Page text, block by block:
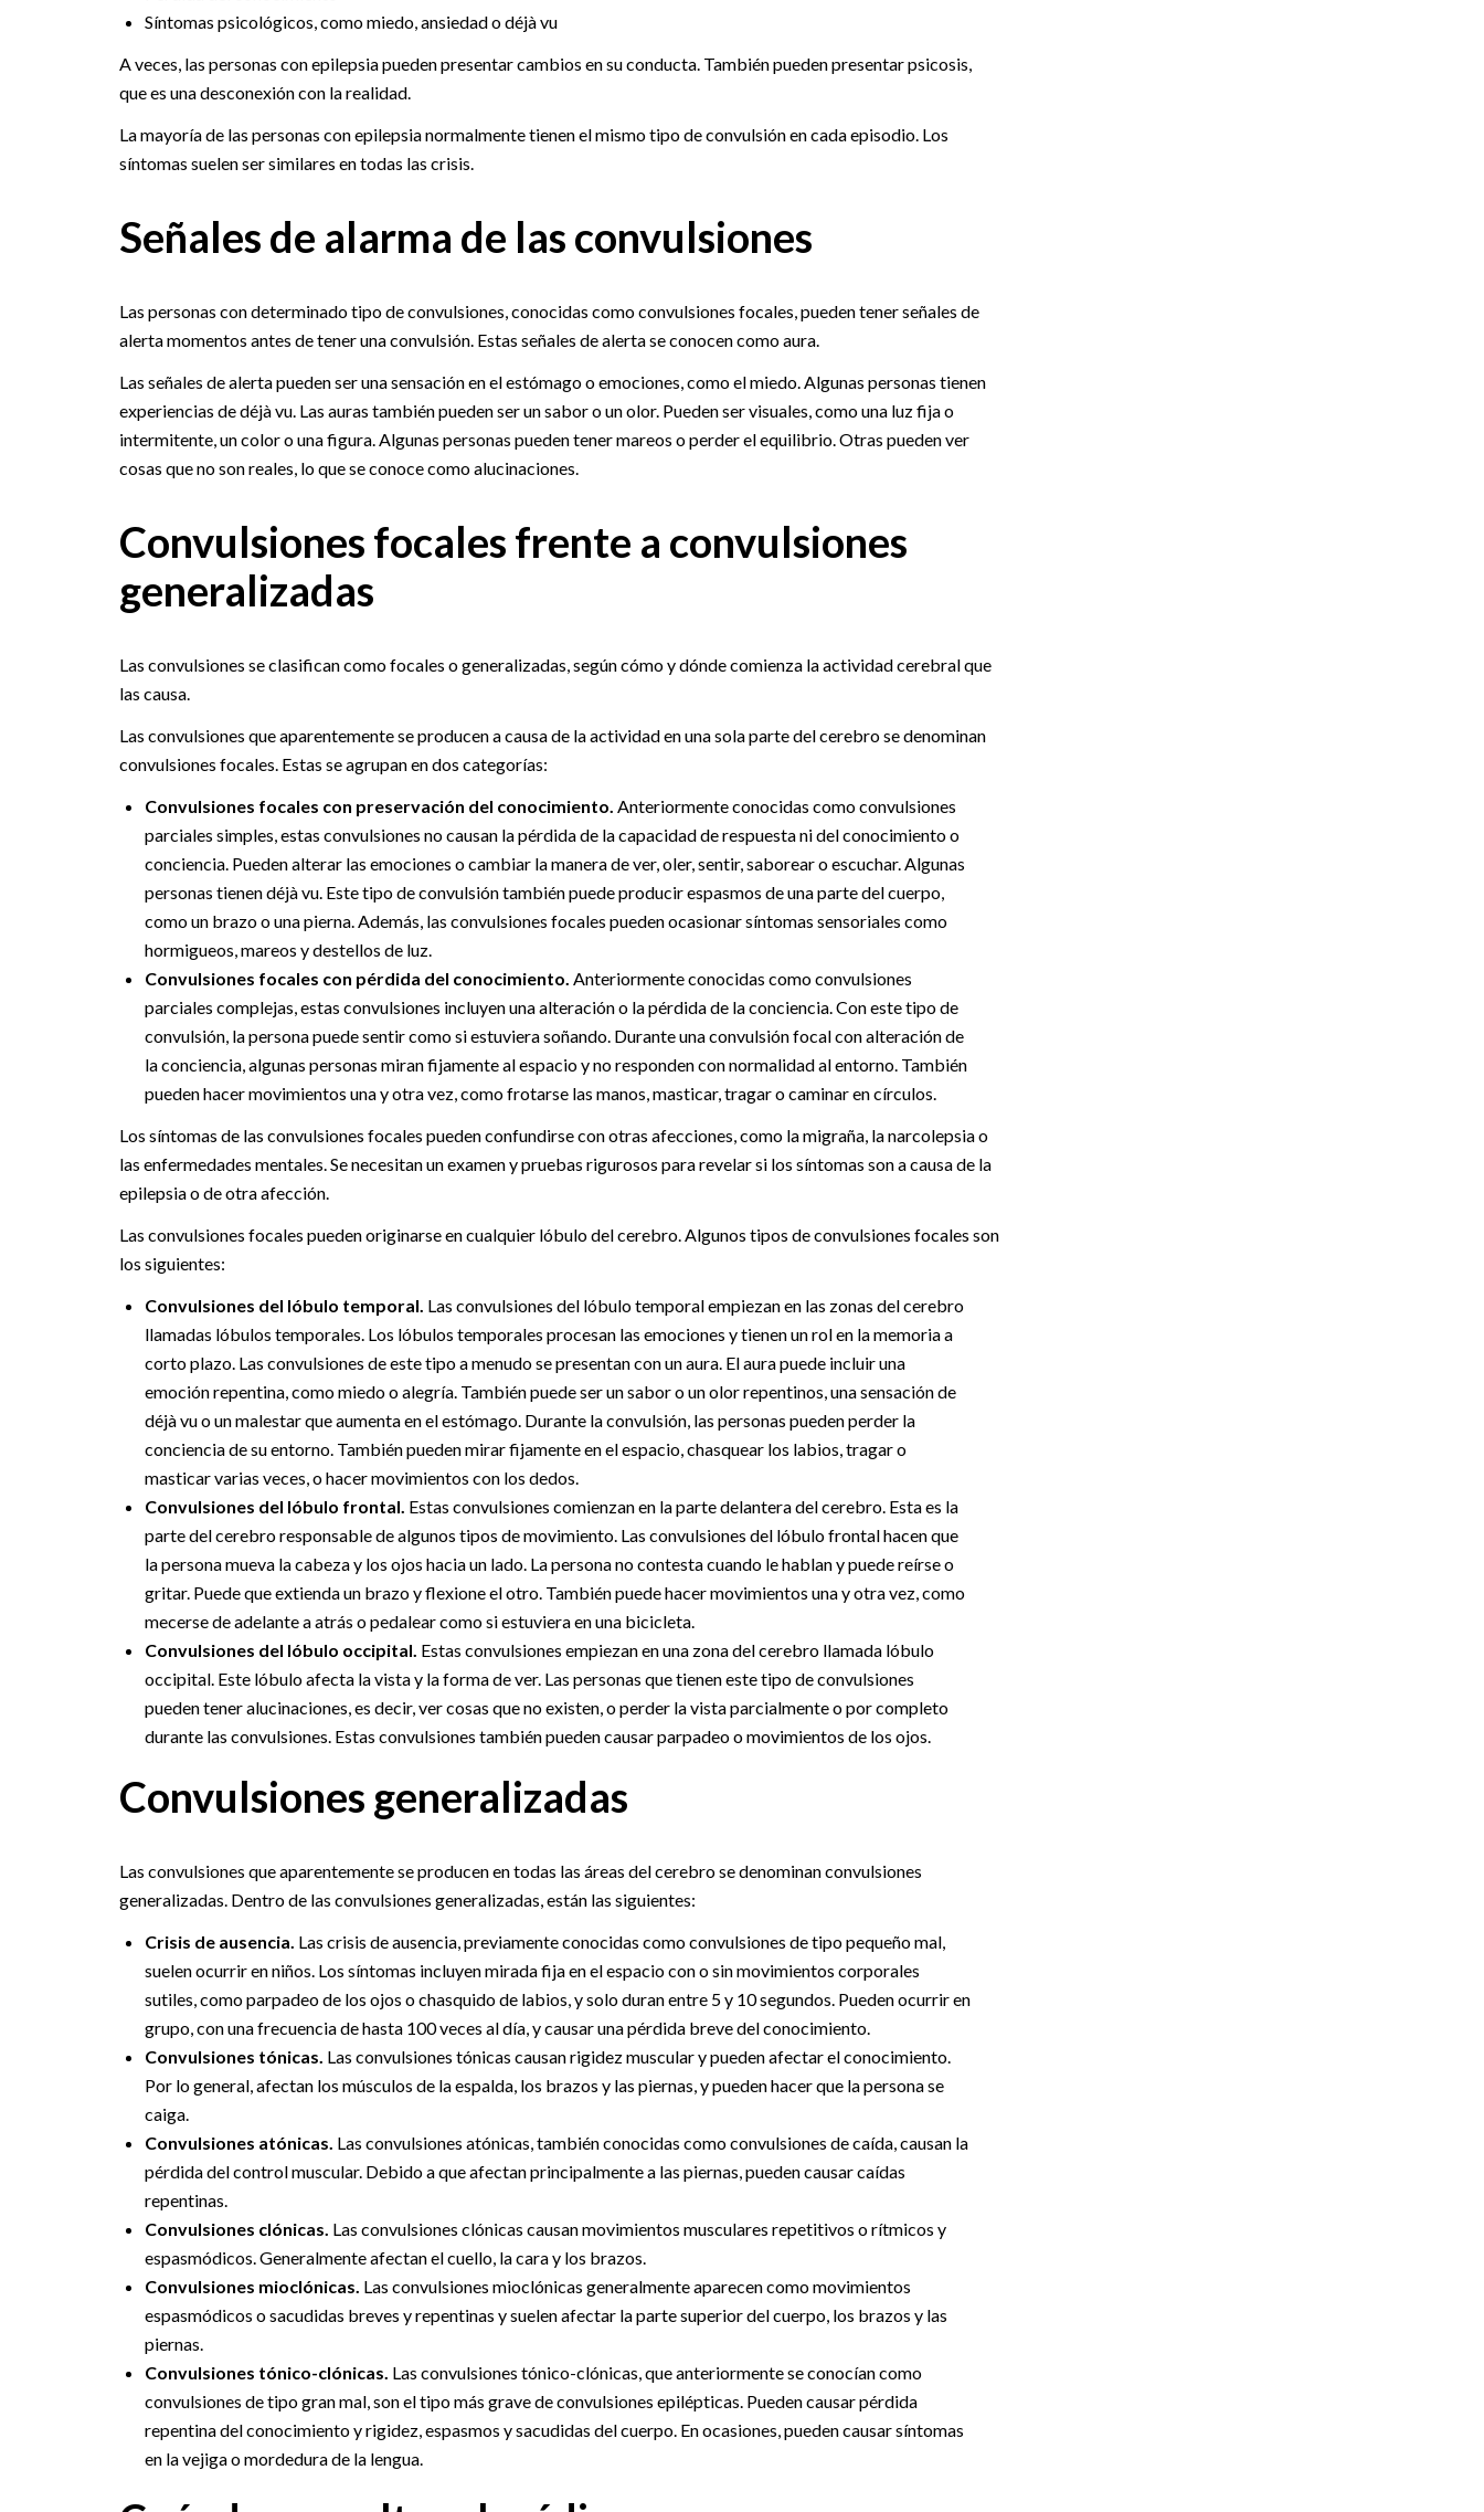
Síntomas psicológicos, como miedo, ansiedad o déjà vu
A veces, las personas con epilepsia pueden presentar cambios en su conducta. También pueden presentar psicosis,
que es una desconexión con la realidad.
La mayoría de las personas con epilepsia normalmente tienen el mismo tipo de convulsión en cada episodio. Los
síntomas suelen ser similares en todas las crisis.
Señales de alarma de las convulsiones
Las personas con determinado tipo de convulsiones, conocidas como convulsiones focales, pueden tener señales de
alerta momentos antes de tener una convulsión. Estas señales de alerta se conocen como aura.
Las señales de alerta pueden ser una sensación en el estómago o emociones, como el miedo. Algunas personas tienen
experiencias de déjà vu. Las auras también pueden ser un sabor o un olor. Pueden ser visuales, como una luz fija o
intermitente, un color o una figura. Algunas personas pueden tener mareos o perder el equilibrio. Otras pueden ver
cosas que no son reales, lo que se conoce como alucinaciones.
Convulsiones focales frente a convulsiones
generalizadas
Las convulsiones se clasifican como focales o generalizadas, según cómo y dónde comienza la actividad cerebral que
las causa.
Las convulsiones que aparentemente se producen a causa de la actividad en una sola parte del cerebro se denominan
convulsiones focales. Estas se agrupan en dos categorías:
Convulsiones focales con preservación del conocimiento. Anteriormente conocidas como convulsiones
parciales simples, estas convulsiones no causan la pérdida de la capacidad de respuesta ni del conocimiento o
conciencia. Pueden alterar las emociones o cambiar la manera de ver, oler, sentir, saborear o escuchar. Algunas
personas tienen déjà vu. Este tipo de convulsión también puede producir espasmos de una parte del cuerpo,
como un brazo o una pierna. Además, las convulsiones focales pueden ocasionar síntomas sensoriales como
hormigueos, mareos y destellos de luz.
Convulsiones focales con pérdida del conocimiento. Anteriormente conocidas como convulsiones
parciales complejas, estas convulsiones incluyen una alteración o la pérdida de la conciencia. Con este tipo de
convulsión, la persona puede sentir como si estuviera soñando. Durante una convulsión focal con alteración de
la conciencia, algunas personas miran fijamente al espacio y no responden con normalidad al entorno. También
pueden hacer movimientos una y otra vez, como frotarse las manos, masticar, tragar o caminar en círculos.
Los síntomas de las convulsiones focales pueden confundirse con otras afecciones, como la migraña, la narcolepsia o
las enfermedades mentales. Se necesitan un examen y pruebas rigurosos para revelar si los síntomas son a causa de la
epilepsia o de otra afección.
Las convulsiones focales pueden originarse en cualquier lóbulo del cerebro. Algunos tipos de convulsiones focales son
los siguientes:
Convulsiones del lóbulo temporal. Las convulsiones del lóbulo temporal empiezan en las zonas del cerebro
llamadas lóbulos temporales. Los lóbulos temporales procesan las emociones y tienen un rol en la memoria a
corto plazo. Las convulsiones de este tipo a menudo se presentan con un aura. El aura puede incluir una
emoción repentina, como miedo o alegría. También puede ser un sabor o un olor repentinos, una sensación de
déjà vu o un malestar que aumenta en el estómago. Durante la convulsión, las personas pueden perder la
conciencia de su entorno. También pueden mirar fijamente en el espacio, chasquear los labios, tragar o
masticar varias veces, o hacer movimientos con los dedos.
Convulsiones del lóbulo frontal. Estas convulsiones comienzan en la parte delantera del cerebro. Esta es la
parte del cerebro responsable de algunos tipos de movimiento. Las convulsiones del lóbulo frontal hacen que
la persona mueva la cabeza y los ojos hacia un lado. La persona no contesta cuando le hablan y puede reírse o
gritar. Puede que extienda un brazo y flexione el otro. También puede hacer movimientos una y otra vez, como
mecerse de adelante a atrás o pedalear como si estuviera en una bicicleta.
Convulsiones del lóbulo occipital. Estas convulsiones empiezan en una zona del cerebro llamada lóbulo
occipital. Este lóbulo afecta la vista y la forma de ver. Las personas que tienen este tipo de convulsiones
pueden tener alucinaciones, es decir, ver cosas que no existen, o perder la vista parcialmente o por completo
durante las convulsiones. Estas convulsiones también pueden causar parpadeo o movimientos de los ojos.
Convulsiones generalizadas
Las convulsiones que aparentemente se producen en todas las áreas del cerebro se denominan convulsiones
generalizadas. Dentro de las convulsiones generalizadas, están las siguientes:
Crisis de ausencia. Las crisis de ausencia, previamente conocidas como convulsiones de tipo pequeño mal,
suelen ocurrir en niños. Los síntomas incluyen mirada fija en el espacio con o sin movimientos corporales
sutiles, como parpadeo de los ojos o chasquido de labios, y solo duran entre 5 y 10 segundos. Pueden ocurrir en
grupo, con una frecuencia de hasta 100 veces al día, y causar una pérdida breve del conocimiento.
Convulsiones tónicas. Las convulsiones tónicas causan rigidez muscular y pueden afectar el conocimiento.
Por lo general, afectan los músculos de la espalda, los brazos y las piernas, y pueden hacer que la persona se
caiga.
Convulsiones atónicas. Las convulsiones atónicas, también conocidas como convulsiones de caída, causan la
pérdida del control muscular. Debido a que afectan principalmente a las piernas, pueden causar caídas
repentinas.
Convulsiones clónicas. Las convulsiones clónicas causan movimientos musculares repetitivos o rítmicos y
espasmódicos. Generalmente afectan el cuello, la cara y los brazos.
Convulsiones mioclónicas. Las convulsiones mioclónicas generalmente aparecen como movimientos
espasmódicos o sacudidas breves y repentinas y suelen afectar la parte superior del cuerpo, los brazos y las
piernas.
Convulsiones tónico-clónicas. Las convulsiones tónico-clónicas, que anteriormente se conocían como
convulsiones de tipo gran mal, son el tipo más grave de convulsiones epilépticas. Pueden causar pérdida
repentina del conocimiento y rigidez, espasmos y sacudidas del cuerpo. En ocasiones, pueden causar síntomas
en la vejiga o mordedura de la lengua.